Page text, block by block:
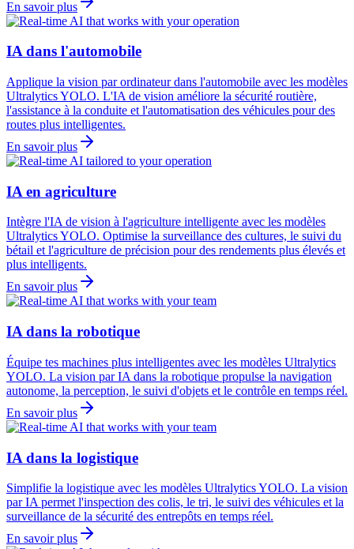
En savoir plus
IA dans l'automobile
Applique la vision par ordinateur dans l'automobile avec les modèles
Ultralytics YOLO. L'IA de vision améliore la sécurité routière,
l'assistance à la conduite et l'automatisation des véhicules pour des
routes plus intelligentes.
En savoir plus
IA en agriculture
Intègre l'IA de vision à l'agriculture intelligente avec les modèles
Ultralytics YOLO. Optimise la surveillance des cultures, le suivi du
bétail et l'agriculture de précision pour des rendements plus élevés et
plus intelligents.
En savoir plus
IA dans la robotique
Équipe tes machines plus intelligentes avec les modèles Ultralytics
YOLO. La vision par IA dans la robotique propulse la navigation
autonome, la perception, le suivi d'objets et le contrôle en temps réel.
En savoir plus
IA dans la logistique
Simplifie la logistique avec les modèles Ultralytics YOLO. La vision
par IA permet l'inspection des colis, le tri, le suivi des véhicules et la
surveillance de la sécurité des entrepôts en temps réel.
En savoir plus